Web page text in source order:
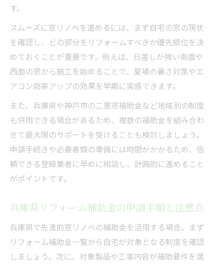
す。
スムーズに窓リノベを進めるには、まず自宅の窓の現状
を確認し、どの部分をリフォームすべきか優先順位を決
めておくことが重要です。例えば、日差しが強い南面や
西面の窓から施工を始めることで、夏場の暑さ対策やエ
アコン効率アップの効果を早期に実感できます。
また、兵庫県や神戸市の二重窓補助金など地域別の制度
も併用できる場合があるため、複数の補助金を組み合わ
せて最大限のサポートを受けることも検討しましょう。
申請手続きや必要書類の準備には時間がかかるため、信
頼できる登録業者に早めに相談し、計画的に進めること
がポイントです。
兵庫県リフォーム補助金の申請手順と注意点
兵庫県で先進的窓リノベの補助金を活用する場合、まず
リフォーム補助金一覧から自宅が対象となる制度を確認
しましょう。次に、対象製品や工事内容が補助要件を満